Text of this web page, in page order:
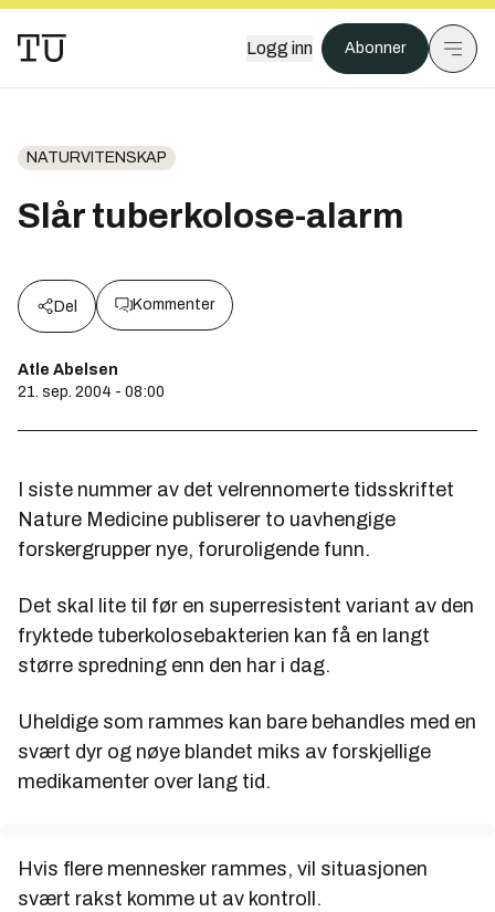
Logg inn Abonner
NATURVITENSKAP
Slår tuberkolose-alarm
Del Kommenter
Atle Abelsen
21. sep. 2004 - 08:00
I siste nummer av det velrennomerte tidsskriftet
Nature Medicine publiserer to uavhengige
forskergrupper nye, foruroligende funn.
Det skal lite til før en superresistent variant av den
fryktede tuberkolosebakterien kan få en langt
større spredning enn den har i dag.
Uheldige som rammes kan bare behandles med en
svært dyr og nøye blandet miks av forskjellige
medikamenter over lang tid.
Hvis flere mennesker rammes, vil situasjonen
svært rakst komme ut av kontroll.